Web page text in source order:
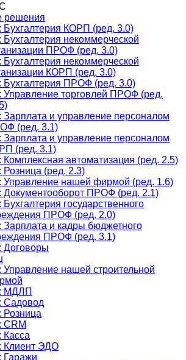
решения
Бухгалтерия КОРП (ред. 3.0)
Бухгалтерия некоммерческой
ПРОФ (ред. 3.0)
Бухгалтерия некоммерческой
КОРП (ред. 3.0)
Бухгалтерия ПРОФ (ред. 3.0)
Управление торговлей ПРОФ (ред.
Зарплата и управление персоналом
(ред. 3.1)
Зарплата и управление персоналом
(ред. 3.1)
Комплексная автоматизация (ред. 2.5)
Розница (ред. 2.3)
Управление нашей фирмой (ред. 1.6)
Документооборот ПРОФ (ред. 2.1)
Бухгалтерия государственного
ПРОФ (ред. 2.0)
Зарплата и кадры бюджетного
ПРОФ (ред. 3.1)
Договоры
Управление нашей строительной
МДЛП
Садовод
Розница
CRM
Касса
Клиент ЭДО
Гаражи